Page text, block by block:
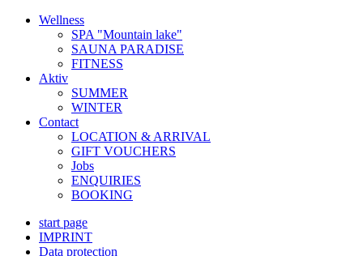
Wellness
SPA "Mountain lake"
SAUNA PARADISE
FITNESS
Aktiv
SUMMER
WINTER
Contact
LOCATION & ARRIVAL
GIFT VOUCHERS
Jobs
ENQUIRIES
BOOKING
start page
IMPRINT
Data protection